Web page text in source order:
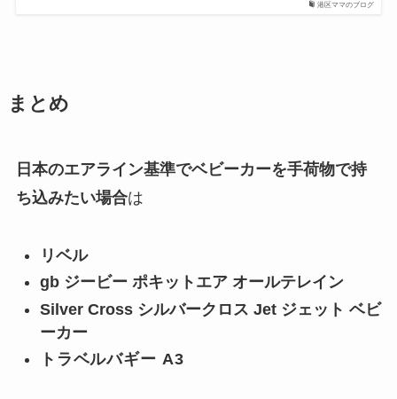
港区ママのブログ
まとめ
日本のエアライン基準でベビーカーを手荷物で持
ち込みたい場合は
リベル
gb ジービー ポキットエア オールテレイン
Silver Cross シルバークロス Jet ジェット ベビ
ーカー
トラベルバギー A3